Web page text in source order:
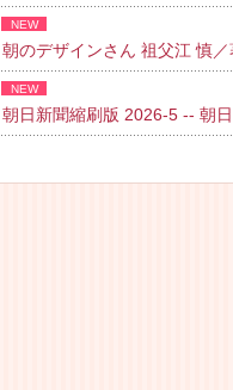
NEW
朝のデザインさん 祖父江 慎
NEW
朝日新聞縮刷版 2026-5 -- 朝